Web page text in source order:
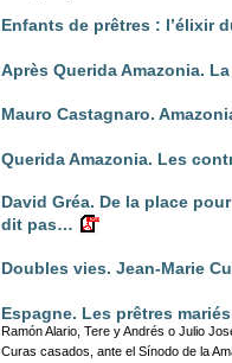
Enfants de prêtres : l’élixir
Après Querida Amazonia.
Mauro Castagnaro.
Querida Amazonia. Les
David Gréa. De la place
dit pas…
Doubles vies. Jean-Marie
Espagne. Les prêtres
Ramón Alario, Tere y Andrés o Julio
Curas casados, ante el Sínodo de la